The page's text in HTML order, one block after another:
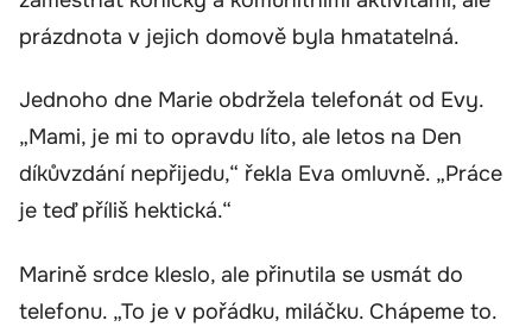
prázdnota v jejich domově byla hmatatelná.
Jednoho dne Marie obdržela telefonát od Evy.
„Mami, je mi to opravdu líto, ale letos na Den
díkůvzdání nepřijedu,“ řekla Eva omluvně. „Práce
je teď příliš hektická.“
Marině srdce kleslo, ale přinutila se usmát do
telefonu. „To je v pořádku, miláčku. Chápeme to.